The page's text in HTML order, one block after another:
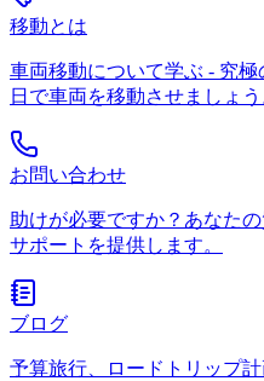
移動とは
車両移動について学ぶ - 究
日で車両を移動させましょう
お問い合わせ
助けが必要ですか？あなた
サポートを提供します。
ブログ
予算旅行、ロードトリップ